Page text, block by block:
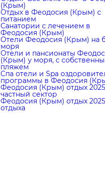
(Крым)
Отдых в Феодосия (Крым) с
питанием
Санатории с лечением в
Феодосия (Крым)
Отели Феодосия (Крым) на
моря
Отели и пансионаты
(Крым) у моря, с
пляжем
Cпа отели и Spa
программы в Феодосия
Феодосия (Крым) отдых
частный сектор
Феодосия (Крым) отдых
отдыха